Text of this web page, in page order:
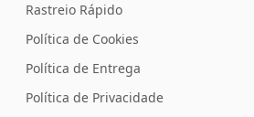
Rastreio Rápido
Política de Cookies
Política de Entrega
Política de Privacidade